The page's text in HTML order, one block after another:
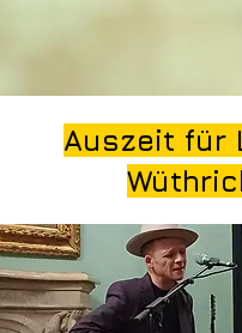
Auszeit für